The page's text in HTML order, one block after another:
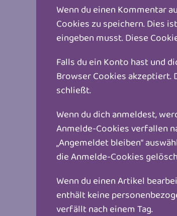
Wenn du einen Kommentar
Cookies zu speichern. Dies
eingeben musst. Diese
Falls du ein Konto hast und
Browser Cookies akzeptiert.
schließt.
Wenn du dich anmeldest,
Anmelde-Cookies verfallen
„Angemeldet bleiben“
die Anmelde-Cookies
Wenn du einen Artikel
enthält keine
verfällt nach einem Tag.